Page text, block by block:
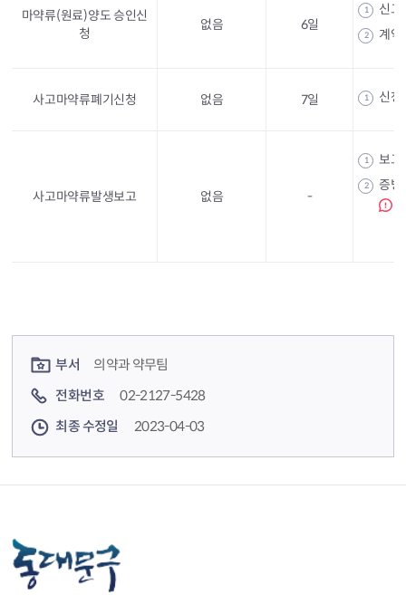
마약류(원료)양도 승인신
청
없음 6일
1 신고
2 계약
사고마약류폐기신청 없음 7일 1 신청
사고마약류발생보고 없음 -
1 보고
2
증빙
부서
의약과 약무팀
전화번호
02-2127-5428
최종 수정일
2023-04-03